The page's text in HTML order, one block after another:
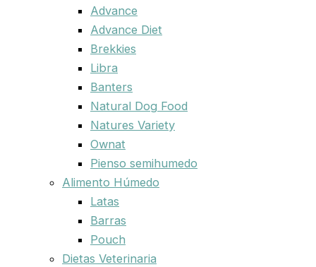
Advance
Advance Diet
Brekkies
Libra
Banters
Natural Dog Food
Natures Variety
Ownat
Pienso semihumedo
Alimento Húmedo
Latas
Barras
Pouch
Dietas Veterinaria